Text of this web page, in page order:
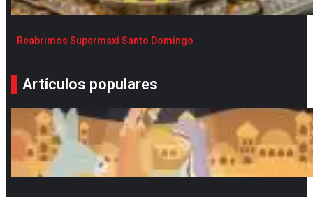
Reabrimos Supermaxi Santo Domingo
Artículos populares